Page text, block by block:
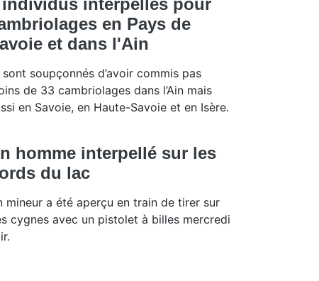
individus interpellés pour
en Pays de
et dans l'Ain
sont soupçonnés d’avoir commis pas
de 33 cambriolages dans l’Ain mais
en Savoie, en Haute-Savoie et en Isère.
homme interpellé sur les
du lac
mineur a été aperçu en train de tirer sur
cygnes avec un pistolet à billes mercredi